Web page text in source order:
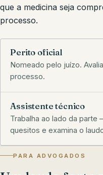
que a medicina seja
processo.
Perito oficial
Nomeado pelo juízo.
processo.
Assistente técnico
Trabalha ao lado da parte
quesitos e examina o
PARA ADVOGADOS